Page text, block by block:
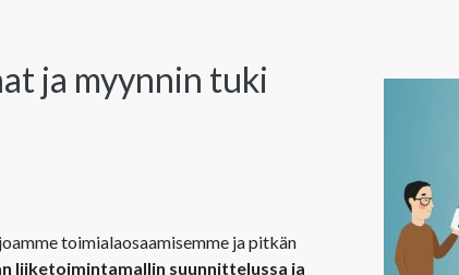
ja myynnin tuki
toimialaosaamisemme ja pitkän
liiketoimintamallin suunnittelussa ja